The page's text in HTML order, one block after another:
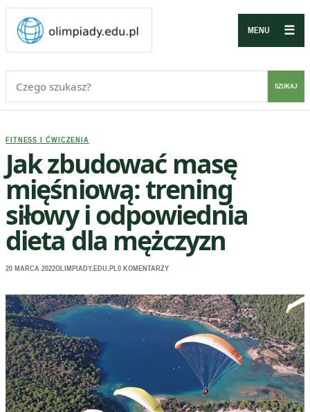
MENU ☰
SZUKAJ
FITNESS I ĆWICZENIA
Jak zbudować masę
mięśniową: trening
siłowy i odpowiednia
dieta dla mężczyzn
20 MARCA 2022OLIMPIADY.EDU.PL 0 KOMENTARZY